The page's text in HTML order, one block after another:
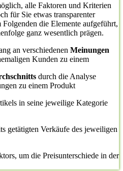
alle Faktoren und Kriterien
für Sie etwas transparenter
die Elemente aufgeführt,
ganz wesentlich prägen.
an verschiedenen Meinungen
Kunden zu einem
durch die Analyse
zu einem Produkt
in seine jeweilige Kategorie
getätigten Verkäufe des jeweiligen
um die Preisunterschiede in der